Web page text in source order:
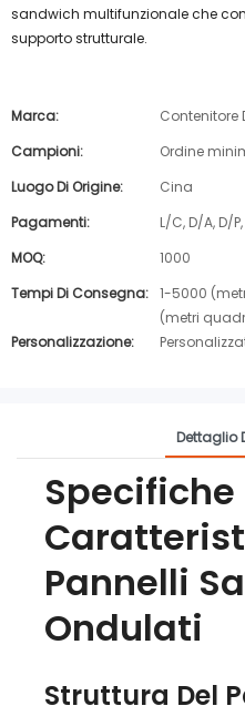
sandwich multifunzionale che
supporto strutturale.
Marca:
Contenitore
Campioni:
Ordine
Luogo Di Origine:
Cina
Pagamenti:
L/C, D/A, D/
MOQ:
1000
Tempi Di Consegna: 1-5000
(metri
Personalizzazione:
Dettaglio
Specifiche
Pannelli
Ondulati
Struttura Del